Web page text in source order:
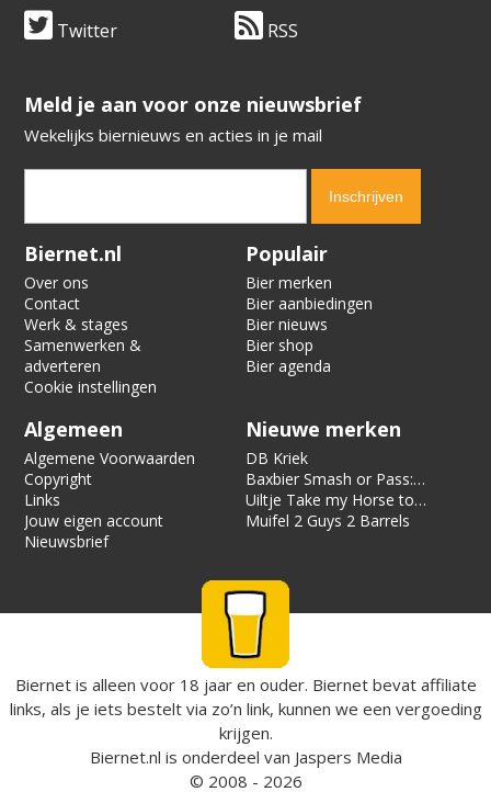
Twitter RSS
​​​​​​​Meld je aan voor onze nieuwsbrief
Wekelijks biernieuws en acties in je mail
Verification code:
Biernet.nl
Over ons
Contact
Werk & stages
Samenwerken &
adverteren
Cookie instellingen
Populair
Bier merken
Bier aanbiedingen
Bier nieuws
Bier shop
Bier agenda
Algemeen
Algemene Voorwaarden
Copyright
Links
Jouw eigen account
Nieuwsbrief
Nieuwe merken
DB Kriek
Baxbier Smash or Pass:
Strata
Uiltje Take my Horse to
the Hotel Room
Muifel 2 Guys 2 Barrels
Biernet is alleen voor 18 jaar en ouder. Biernet bevat affiliate
links, als je iets bestelt via zo’n link, kunnen we een vergoeding
krijgen.
Biernet.nl is onderdeel van Jaspers Media
© 2008 - 2026